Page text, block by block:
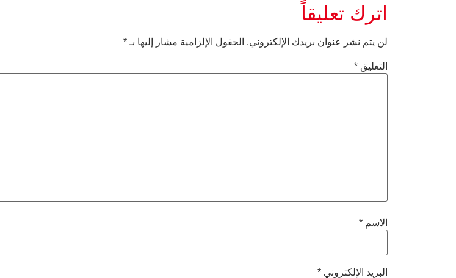
اترك تعليقاً
لن يتم نشر عنوان بريدك الإلكتروني. الحقول الإلزامية مشار إليها بـ *
التعليق *
الاسم *
البريد الإلكتروني *